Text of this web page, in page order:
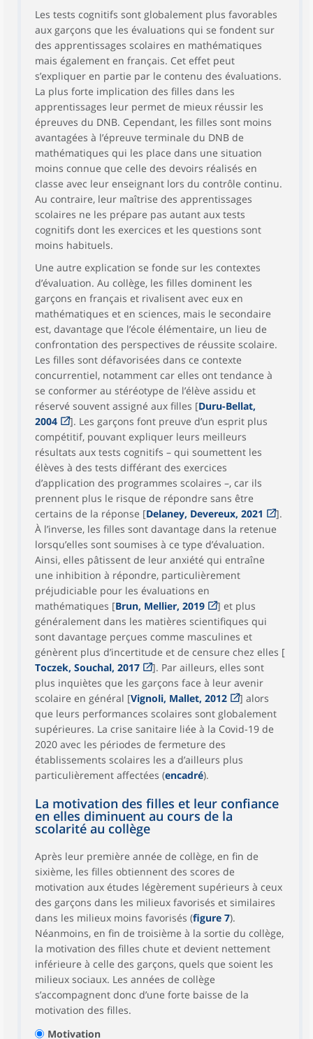
Les tests cognitifs sont globalement plus favorables
aux garçons que les évaluations qui se fondent sur
des apprentissages scolaires en mathématiques
mais également en français. Cet effet peut
s’expliquer en partie par le contenu des évaluations.
La plus forte implication des filles dans les
apprentissages leur permet de mieux réussir les
épreuves du DNB. Cependant, les filles sont moins
avantagées à l’épreuve terminale du DNB de
mathématiques qui les place dans une situation
moins connue que celle des devoirs réalisés en
classe avec leur enseignant lors du contrôle continu.
Au contraire, leur maîtrise des apprentissages
scolaires ne les prépare pas autant aux tests
cognitifs dont les exercices et les questions sont
moins habituels.
Une autre explication se fonde sur les contextes
d’évaluation. Au collège, les filles dominent les
garçons en français et rivalisent avec eux en
mathématiques et en sciences, mais le secondaire
est, davantage que l’école élémentaire, un lieu de
confrontation des perspectives de réussite scolaire.
Les filles sont défavorisées dans ce contexte
concurrentiel, notamment car elles ont tendance à
se conformer au stéréotype de l’élève assidu et
réservé souvent assigné aux filles [Duru-Bellat,
2004
]. Les garçons font preuve d’un esprit plus
compétitif, pouvant expliquer leurs meilleurs
résultats aux tests cognitifs – qui soumettent les
élèves à des tests différant des exercices
d’application des programmes scolaires –, car ils
prennent plus le risque de répondre sans être
certains de la réponse [Delaney, Devereux, 2021
].
À l’inverse, les filles sont davantage dans la retenue
lorsqu’elles sont soumises à ce type d’évaluation.
Ainsi, elles pâtissent de leur anxiété qui entraîne
une inhibition à répondre, particulièrement
préjudiciable pour les évaluations en
mathématiques [Brun, Mellier, 2019
] et plus
généralement dans les matières scientifiques qui
sont davantage perçues comme masculines et
génèrent plus d’incertitude et de censure chez elles [
Toczek, Souchal, 2017
]. Par ailleurs, elles sont
plus inquiètes que les garçons face à leur avenir
scolaire en général [Vignoli, Mallet, 2012
] alors
que leurs performances scolaires sont globalement
supérieures. La crise sanitaire liée à la Covid-19 de
2020 avec les périodes de fermeture des
établissements scolaires les a d’ailleurs plus
particulièrement affectées (encadré).
La motivation des filles et leur confiance
en elles diminuent au cours de la
scolarité au collège
Après leur première année de collège, en fin de
sixième, les filles obtiennent des scores de
motivation aux études légèrement supérieurs à ceux
des garçons dans les milieux favorisés et similaires
dans les milieux moins favorisés (figure 7).
Néanmoins, en fin de troisième à la sortie du collège,
la motivation des filles chute et devient nettement
inférieure à celle des garçons, quels que soient les
milieux sociaux. Les années de collège
s’accompagnent donc d’une forte baisse de la
motivation des filles.
Motivation